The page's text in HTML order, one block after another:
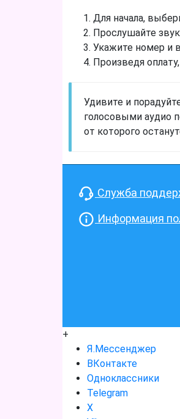
Для начала,
Прослушайте
Укажите номер и
Произведя
Удивите и
голосовыми аудио
от которого
Служба
Информация
+
Я.Мессенджер
ВКонтакте
Одноклассники
Telegram
X